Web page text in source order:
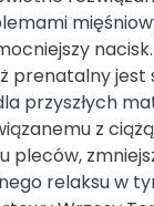
prenatalny jest
przyszłych
z
pleców,
relaksu w